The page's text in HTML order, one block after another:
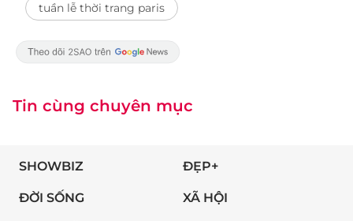
tuần lễ thời trang paris
Tin cùng chuyên mục
SHOWBIZ ĐẸP+
ĐỜI SỐNG XÃ HỘI